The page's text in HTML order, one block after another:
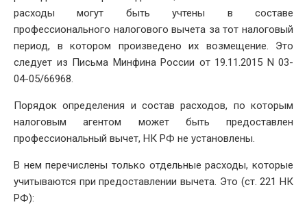
расходы могут быть учтены в составе
профессионального налогового вычета за тот налоговый
период, в котором произведено их возмещение. Это
следует из Письма Минфина России от 19.11.2015 N 03-
04-05/66968.
Порядок определения и состав расходов, по которым
налоговым агентом может быть предоставлен
профессиональный вычет, НК РФ не установлены.
В нем перечислены только отдельные расходы, которые
учитываются при предоставлении вычета. Это (ст. 221 НК
РФ):